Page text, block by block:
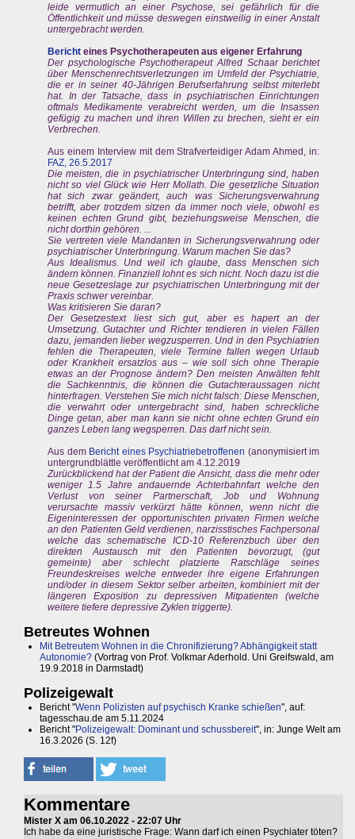
leide vermutlich an einer Psychose, sei gefährlich für die
Öffentlichkeit und müsse deswegen einstweilig in einer Anstalt
untergebracht werden.
Bericht eines Psychotherapeuten aus eigener Erfahrung
Der psychologische Psychotherapeut Alfred Schaar berichtet
über Menschenrechtsverletzungen im Umfeld der Psychiatrie,
die er in seiner 40-Jährigen Berufserfahrung selbst miterlebt
hat. In der Tatsache, dass in psychiatrischen Einrichtungen
oftmals Medikamente verabreicht werden, um die Insassen
gefügig zu machen und ihren Willen zu brechen, sieht er ein
Verbrechen.
Aus einem Interview mit dem Strafverteidiger Adam Ahmed, in:
FAZ, 26.5.2017
Die meisten, die in psychiatrischer Unterbringung sind, haben
nicht so viel Glück wie Herr Mollath. Die gesetzliche Situation
hat sich zwar geändert, auch was Sicherungsverwahrung
betrifft, aber trotzdem sitzen da immer noch viele, obwohl es
keinen echten Grund gibt, beziehungsweise Menschen, die
nicht dorthin gehören. ...
Sie vertreten viele Mandanten in Sicherungsverwahrung oder
psychiatrischer Unterbringung. Warum machen Sie das?
Aus Idealismus. Und weil ich glaube, dass Menschen sich
ändern können. Finanziell lohnt es sich nicht. Noch dazu ist die
neue Gesetzeslage zur psychiatrischen Unterbringung mit der
Praxis schwer vereinbar.
Was kritisieren Sie daran?
Der Gesetzestext liest sich gut, aber es hapert an der
Umsetzung. Gutachter und Richter tendieren in vielen Fällen
dazu, jemanden lieber wegzusperren. Und in den Psychiatrien
fehlen die Therapeuten, viele Termine fallen wegen Urlaub
oder Krankheit ersatzlos aus – wie soll sich ohne Therapie
etwas an der Prognose ändern? Den meisten Anwälten fehlt
die Sachkenntnis, die können die Gutachteraussagen nicht
hinterfragen. Verstehen Sie mich nicht falsch: Diese Menschen,
die verwahrt oder untergebracht sind, haben schreckliche
Dinge getan, aber man kann sie nicht ohne echten Grund ein
ganzes Leben lang wegsperren. Das darf nicht sein.
Aus dem Bericht eines Psychiatriebetroffenen (anonymisiert im
untergrundblättle veröffentlicht am 4.12.2019
Zurückblickend hat der Patient die Ansicht, dass die mehr oder
weniger 1.5 Jahre andauernde Achterbahnfart welche den
Verlust von seiner Partnerschaft, Job und Wohnung
verursachte massiv verkürzt hätte können, wenn nicht die
Eigeninteressen der opportunischten privaten Firmen welche
an den Patienten Geld verdienen, narzisstisches Fachpersonal
welche das schematische ICD-10 Referenzbuch über den
direkten Austausch mit den Patienten bevorzugt, (gut
gemeinte) aber schlecht platzierte Ratschläge seines
Freundeskreises welche entweder ihre eigene Erfahrungen
und/oder in diesem Sektor selber arbeiten, kombiniert mit der
längeren Exposition zu depressiven Mitpatienten (welche
weitere tiefere depressive Zyklen triggerte).
Betreutes Wohnen
Mit Betreutem Wohnen in die Chronifizierung? Abhängigkeit statt
Autonomie? (Vortrag von Prof. Volkmar Aderhold. Uni Greifswald, am
19.9.2018 in Darmstadt)
Polizeigewalt
Bericht "Wenn Polizisten auf psychisch Kranke schießen", auf:
tagesschau.de am 5.11.2024
Bericht "Polizeigewalt: Dominant und schussbereit", in: Junge Welt am
16.3.2026 (S. 12f)
Kommentare
Mister X am 06.10.2022 - 22:07 Uhr
Ich habe da eine juristische Frage: Wann darf ich einen Psychiater töten?